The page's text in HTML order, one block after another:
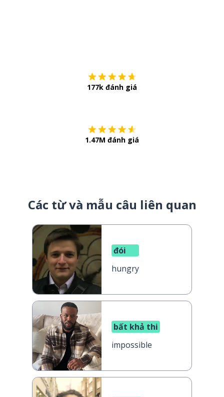
177k đánh giá
1.47M đánh giá
Các từ và mẫu câu liên quan
đói
hungry
bất khả thi
impossible